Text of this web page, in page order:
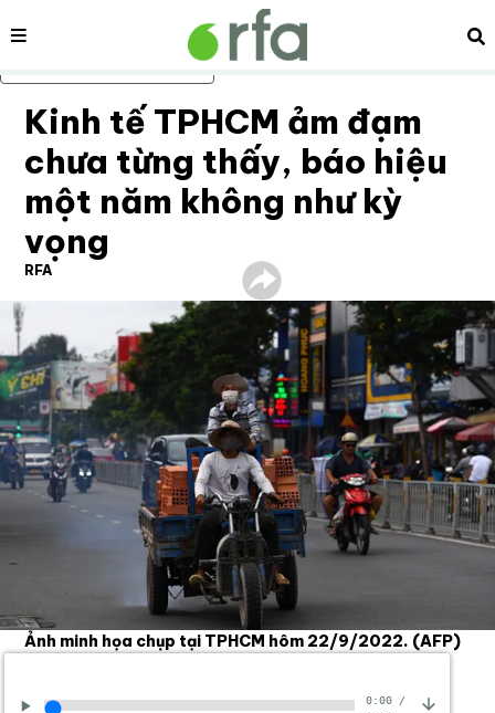
Bỏ qua nội dung chính
Nội dung
Kinh tế TPHCM ảm đạm
chưa từng thấy, báo hiệu
một năm không như kỳ
vọng
RFA
Ảnh minh họa chụp tại TPHCM hôm 22/9/2022. (AFP)
0:00/